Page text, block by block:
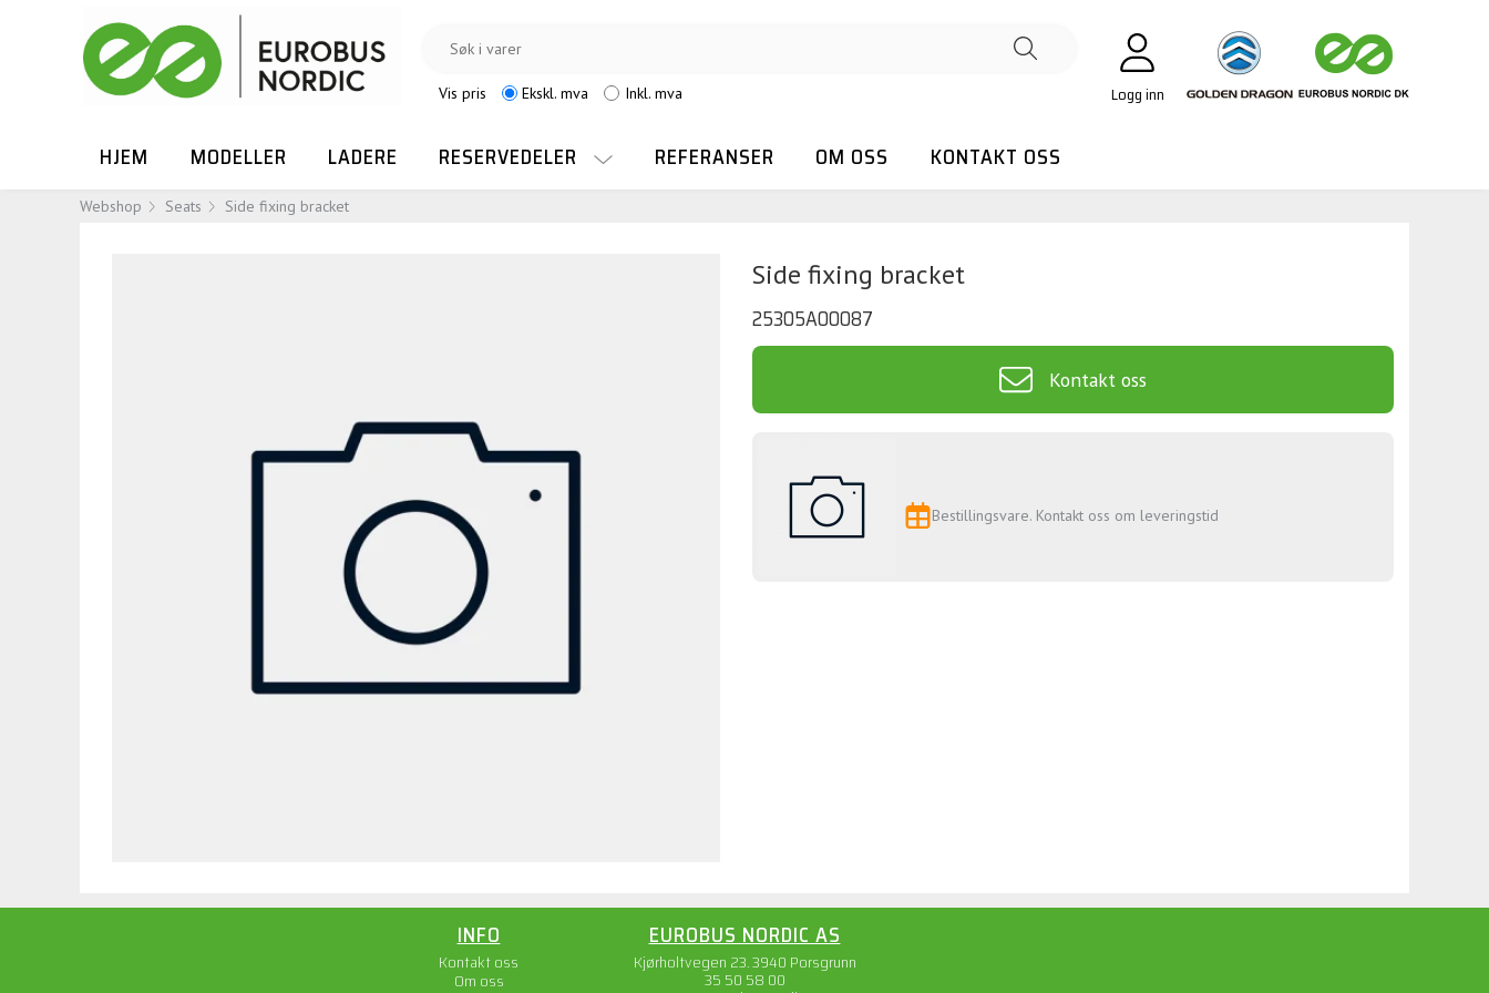
Vis pris Ekskl. mva Inkl. mva Logg inn
HJEM MODELLER LADERE RESERVEDELER REFERANSER OM OSS KONTAKT OSS
Webshop Seats Side fixing bracket
Side fixing bracket
25305A00087
Kontakt oss
Bestillingsvare. Kontakt oss om leveringstid
INFO
Kontakt oss
Om oss
EUROBUS NORDIC AS
Kjørholtvegen 23. 3940 Porsgrunn
35 50 58 00